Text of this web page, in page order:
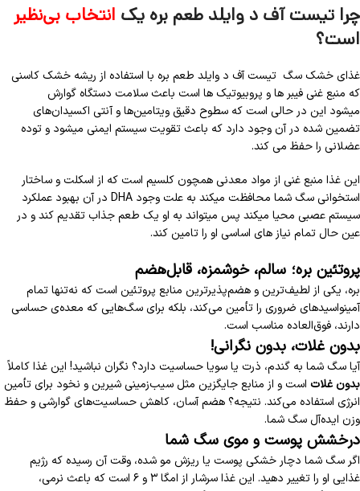
چرا تیست آف د وایلد طعم بره یک انتخاب بی‌نظیر
است؟
غذای خشک سگ تیست آف د وایلد طعم بره با استفاده از ریشه خشک کاسنی
که منبع غنی فیبر ها و پروبیوتیک ها است باعث سلامت دستگاه گوارش
میشود این در حالی است که سطوح دقیق ویتامین‌ها و آنتی اکسیدان‌های
تضمین شده در آن وجود دارد که باعث تقویت سیستم ایمنی میشود و توده
عضلانی را حفظ می کند.
این غذا منبع غنی از مواد معدنی همچون کلسیم است که از اسکلت و ساختار
استخوانی سگ شما محافظت میکند به علت وجود DHA در آن بهبود عملکرد
سیستم عصبی محیا میکند پس میتواند به او یک طعم جذاب تقدیم کند و در
عین حال تمام نیاز های اساسی او را تامین کند.
پروتئین بره؛ سالم، خوشمزه، قابل‌هضم
بره، یکی از لطیف‌ترین و هضم‌پذیرترین منابع پروتئین است که نه‌تنها تمام
آمینواسیدهای ضروری را تأمین می‌کند، بلکه برای سگ‌هایی که معده‌ی حساسی
دارند، فوق‌العاده مناسب است.
بدون غلات، بدون نگرانی!
آیا سگ شما به گندم، ذرت یا سویا حساسیت دارد؟ نگران نباشید! این غذا کاملاً
بدون غلات است و از منابع جایگزین مثل سیب‌زمینی شیرین و نخود برای تأمین
انرژی استفاده می‌کند. نتیجه؟ هضم آسان، کاهش حساسیت‌های گوارشی و حفظ
وزن ایده‌آل سگ شما.
درخشش پوست و موی سگ شما
اگر سگ شما دچار خشکی پوست یا ریزش مو شده، وقت آن رسیده که رژیم
غذایی او را تغییر دهید. این غذا سرشار از امگا ۳ و ۶ است که باعث نرمی،